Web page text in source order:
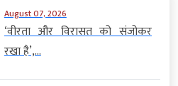
August 07, 2026
‘वीरता और विरासत को संजोकर
रखा है’,...